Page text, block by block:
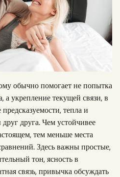
обычно помогает не попытка
а укрепление текущей связи, в
тепла и
друга. Чем устойчивее
тем меньше места
Здесь важны простые,
тон, ясность в
связь, привычка обсуждать